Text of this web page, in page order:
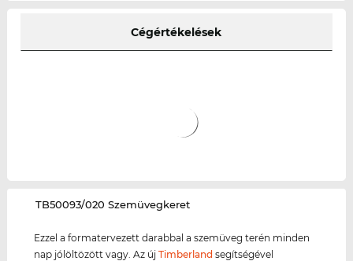
Cégértékelések
‌TB50093/020 Szemüvegkeret
Ezzel a formatervezett darabbal a szemüveg terén minden
nap jólöltözött vagy. Az újTimberland segítségével